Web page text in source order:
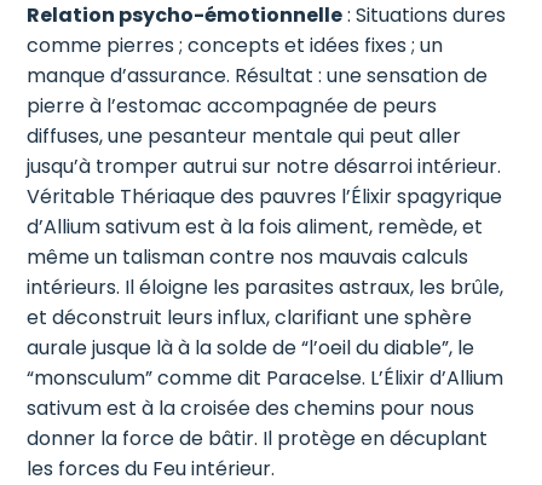
Relation psycho-émotionnelle: Situations dures
comme pierres ; concepts et idées fixes ; un
manque d’assurance. Résultat : une sensation de
pierre à l’estomac accompagnée de peurs
diffuses, une pesanteur mentale qui peut aller
jusqu’à tromper autrui sur notre désarroi intérieur.
Véritable Thériaque des pauvres l’Élixir spagyrique
d’Allium sativum est à la fois aliment, remède, et
même un talisman contre nos mauvais calculs
intérieurs. Il éloigne les parasites astraux, les brûle,
et déconstruit leurs influx, clarifiant une sphère
aurale jusque là à la solde de “l’oeil du diable”, le
“monsculum” comme dit Paracelse. L’Élixir d’Allium
sativum est à la croisée des chemins pour nous
donner la force de bâtir. Il protège en décuplant
les forces du Feu intérieur.